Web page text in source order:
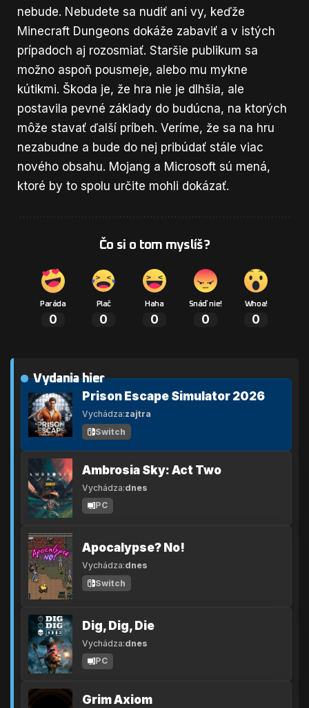
nebude. Nebudete sa nudiť ani vy, keďže
Minecraft Dungeons dokáže zabaviť a v istých
prípadoch aj rozosmiať. Staršie publikum sa
možno aspoň pousmeje, alebo mu mykne
kútikmi. Škoda je, že hra nie je dlhšia, ale
postavila pevné základy do budúcna, na ktorých
môže stavať ďalší príbeh. Veríme, že sa na hru
nezabudne a bude do nej pribúdať stále viac
nového obsahu. Mojang a Microsoft sú mená,
ktoré by to spolu určite mohli dokázať.
Čo si o tom myslíš?
Paráda
0
Plač
0
Haha
0
Snáď nie!
0
Whoa!
0
Vydania hier
Prison Escape Simulator 2026
Vychádza:zajtra
Switch
Ambrosia Sky: Act Two
Vychádza:dnes
PC
Apocalypse? No!
Vychádza:dnes
Switch
Dig, Dig, Die
Vychádza:dnes
PC
Grim Axiom